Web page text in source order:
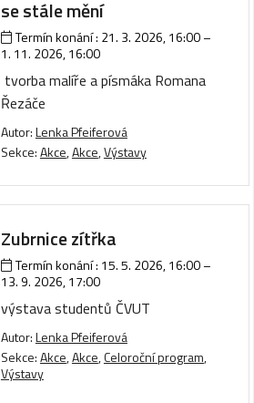
se stále mění
Termín konání : 21. 3. 2026, 16:00–
1. 11. 2026, 16:00
tvorba malíře a písmáka Romana
Řezáče
Autor:Lenka Pfeiferová
Sekce:Akce,Akce,Výstavy
Zubrnice zítřka
Termín konání : 15. 5. 2026, 16:00–
13. 9. 2026, 17:00
výstava studentů ČVUT
Autor:Lenka Pfeiferová
Sekce:Akce,Akce,Celoroční program,
Výstavy